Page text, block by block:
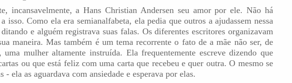
incansavelmente, a Hans Christian Andersen seu amor por ele. Não há
isso. Como ela era semianalfabeta, ela pedia que outros a ajudassem nessa
e alguém registrava suas falas. Os diferentes escritores organizavam
maneira. Mas também é um tema recorrente o fato de a mãe não ser, de
uma mulher altamente instruída. Ela frequentemente escreve dizendo que
ou que está feliz com uma carta que recebeu e quer outra. O mesmo se
- ela as aguardava com ansiedade e esperava por elas.